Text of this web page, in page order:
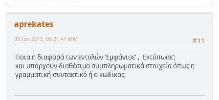
aprekates
#11
05 Ιαν 2015, 06:21:41 ΜΜ
Ποια η διαφορά των εντολών 'Εμφάνισε' , 'Εκτύπωσε';
και υπάρχουν διαθέσιμα συμπληρωματικά στοιχεία όπως η
γραμματική-συντακτικό ή ο κωδικας;